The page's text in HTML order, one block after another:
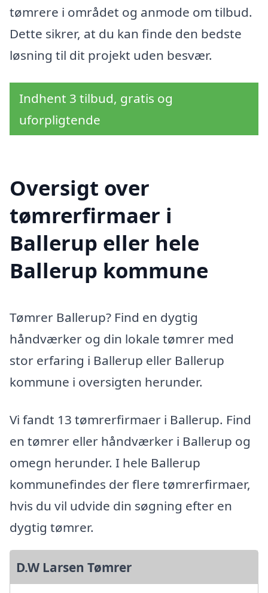
tømrere i området og anmode om tilbud.
Dette sikrer, at du kan finde den bedste
løsning til dit projekt uden besvær.
Indhent 3 tilbud, gratis og
uforpligtende
Oversigt over
tømrerfirmaer i
Ballerup eller hele
Ballerup kommune
Tømrer Ballerup? Find en dygtig
håndværker og din lokale tømrer med
stor erfaring i Ballerup eller Ballerup
kommune i oversigten herunder.
Vi fandt 13 tømrerfirmaer i Ballerup. Find
en tømrer eller håndværker i Ballerup og
omegn herunder. I hele Ballerup
kommunefindes der flere tømrerfirmaer,
hvis du vil udvide din søgning efter en
dygtig tømrer.
D.W Larsen Tømrer